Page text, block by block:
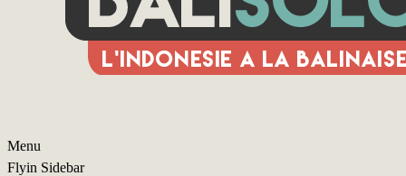
Menu
Flyin Sidebar